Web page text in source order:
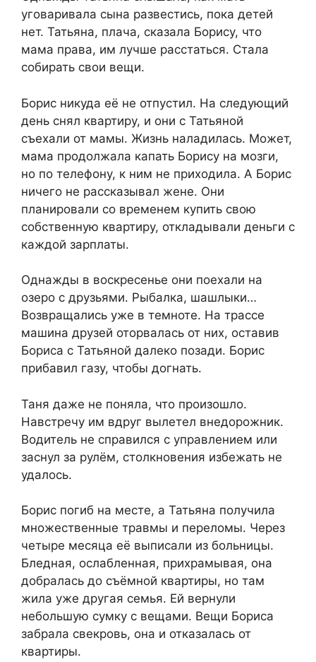
уговаривала сына развестись, пока детей
нет. Татьяна, плача, сказала Борису, что
мама права, им лучше расстаться. Стала
собирать свои вещи.
Борис никуда её не отпустил. На следующий
день снял квартиру, и они с Татьяной
съехали от мамы. Жизнь наладилась. Может,
мама продолжала капать Борису на мозги,
но по телефону, к ним не приходила. А Борис
ничего не рассказывал жене. Они
планировали со временем купить свою
собственную квартиру, откладывали деньги с
каждой зарплаты.
Однажды в воскресенье они поехали на
озеро с друзьями. Рыбалка, шашлыки…
Возвращались уже в темноте. На трассе
машина друзей оторвалась от них, оставив
Бориса с Татьяной далеко позади. Борис
прибавил газу, чтобы догнать.
Таня даже не поняла, что произошло.
Навстречу им вдруг вылетел внедорожник.
Водитель не справился с управлением или
заснул за рулём, столкновения избежать не
удалось.
Борис погиб на месте, а Татьяна получила
множественные травмы и переломы. Через
четыре месяца её выписали из больницы.
Бледная, ослабленная, прихрамывая, она
добралась до съёмной квартиры, но там
жила уже другая семья. Ей вернули
небольшую сумку с вещами. Вещи Бориса
забрала свекровь, она и отказалась от
квартиры.